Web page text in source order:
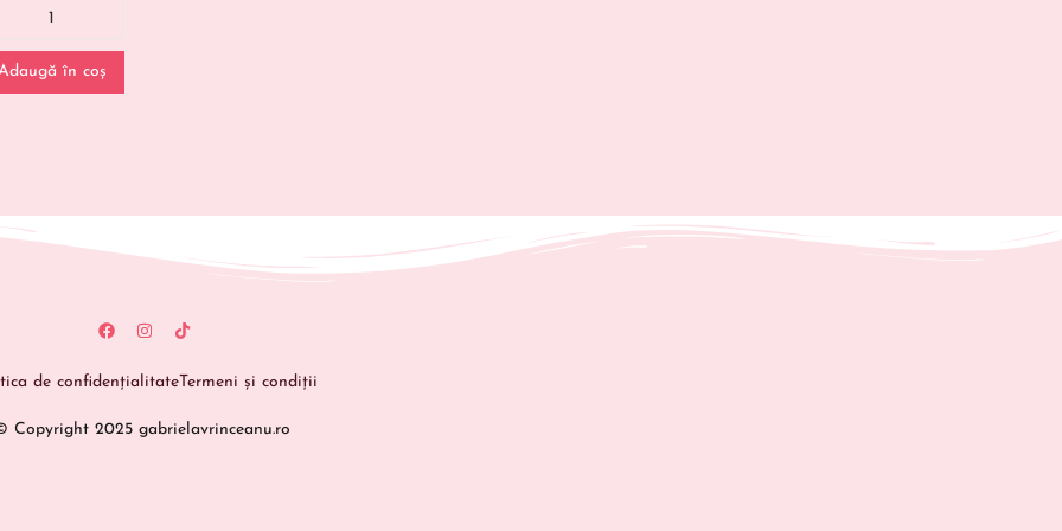
în coș
de confidențialitateTermeni și condiții
Copyright 2025 gabrielavrinceanu.ro